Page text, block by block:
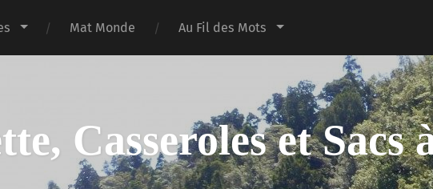
Mat Monde Au Fil des Mots
Casseroles et Sacs